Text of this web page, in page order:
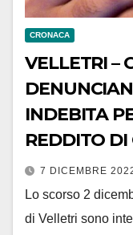
CRONACA
VELLETRI –
INDEBITA
REDDITO
7 DICEMBRE
Lo scorso 2
di Velletri sono